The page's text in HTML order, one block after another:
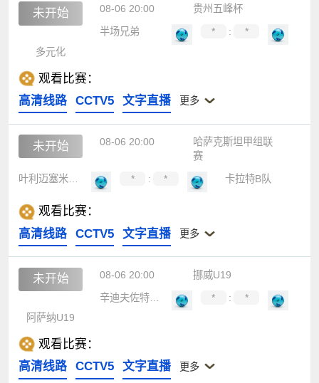
未开始 08-06 20:00
贵州五峰杯
半场兄弟
* :
*
多元化
观看比赛：
高清线路
CCTV5 文字直播 更多
未开始 08-06 20:00
哈萨克斯坦甲组联
赛
* : * 卡拉特B队
观看比赛：
高清线路
CCTV5 文字直播 更多
未开始 08-06 20:00
挪威U19
辛迪夫佐特U19
* :
*
阿萨纳U19
观看比赛：
高清线路
CCTV5 文字直播 更多